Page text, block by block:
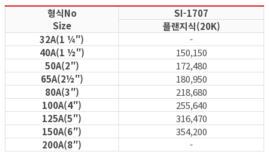
형식No
Size
SI-1707
플랜지식(20K)
32A(1 ¼″)
-
40A(1 ½″)
150,150
50A(2″)
172,480
65A(2½″)
180,950
80A(3″)
218,680
100A(4″)
255,640
125A(5″)
316,470
150A(6″)
354,200
200A(8″)
-